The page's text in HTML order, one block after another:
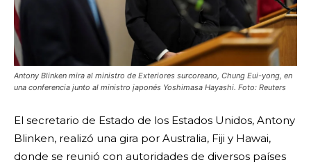
Antony Blinken mira al ministro de Exteriores surcoreano, Chung Eui-yong, en
una conferencia junto al ministro japonés Yoshimasa Hayashi. Foto: Reuters
El secretario de Estado de los Estados Unidos, Antony
Blinken, realizó una gira por Australia, Fiji y Hawai,
donde se reunió con autoridades de diversos países